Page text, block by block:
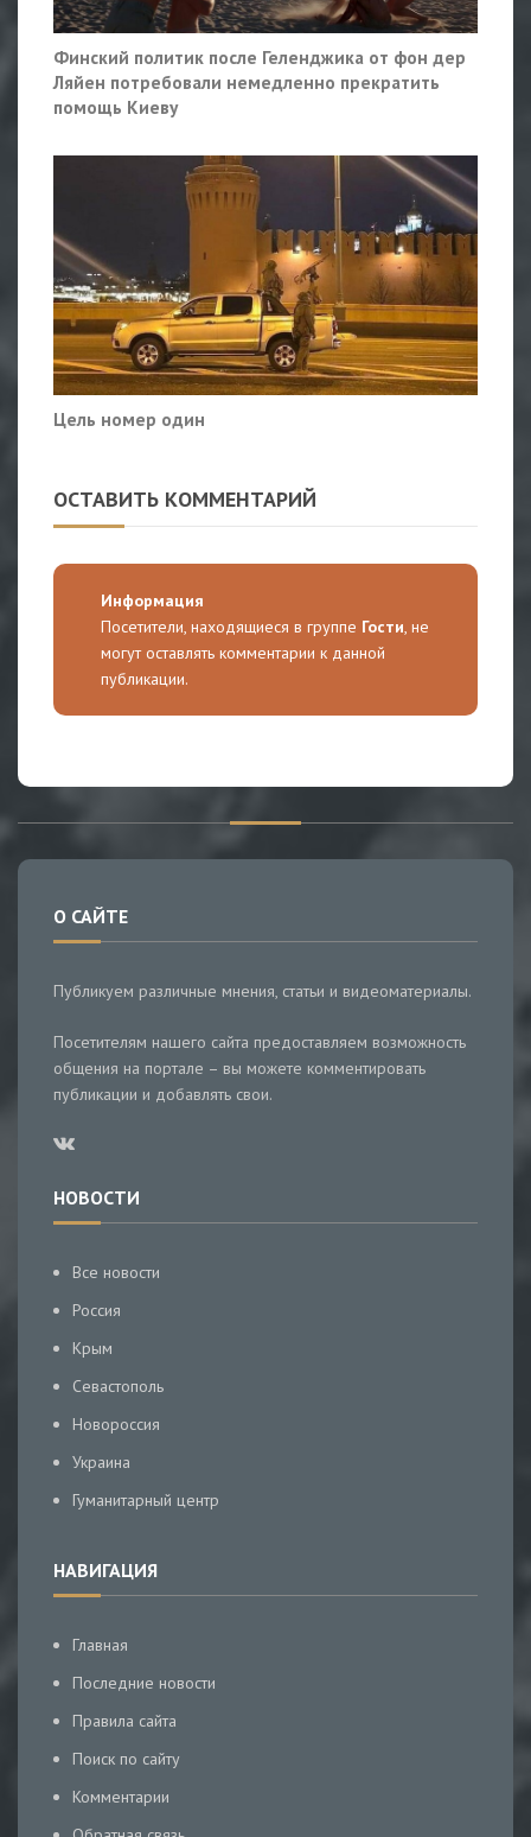
Финский политик после Геленджика от фон дер
Ляйен потребовали немедленно прекратить
помощь Киеву
Цель номер один
ОСТАВИТЬ КОММЕНТАРИЙ
Информация
Посетители, находящиеся в группе Гости, не
могут оставлять комментарии к данной
публикации.
О САЙТЕ
Публикуем различные мнения, статьи и видеоматериалы.
Посетителям нашего сайта предоставляем возможность
общения на портале – вы можете комментировать
публикации и добавлять свои.
НОВОСТИ
Все новости
Россия
Крым
Севастополь
Новороссия
Украина
Гуманитарный центр
НАВИГАЦИЯ
Главная
Последние новости
Правила сайта
Поиск по сайту
Комментарии